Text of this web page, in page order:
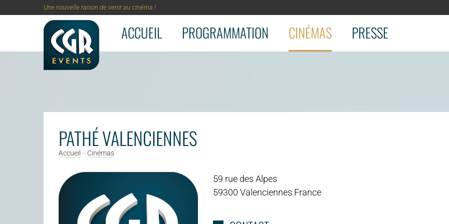
Aller au contenu principal
Une nouvelle raison de venir au cinéma !
ACCUEIL PROGRAMMATION CINÉMAS PRESSE
PATHÉ VALENCIENNES
Accueil > Cinémas
59 rue des Alpes
59300 Valenciennes France